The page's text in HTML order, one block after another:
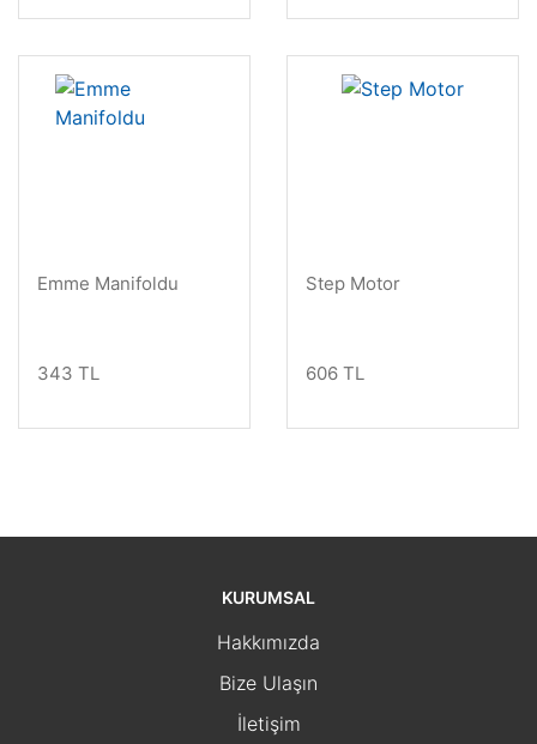
Emme Manifoldu
343 TL
Step Motor
606 TL
KURUMSAL
Hakkımızda
Bize Ulaşın
İletişim